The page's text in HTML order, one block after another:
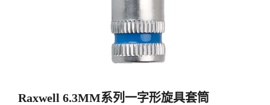
Raxwell 6.3MM系列一字形旋具套筒